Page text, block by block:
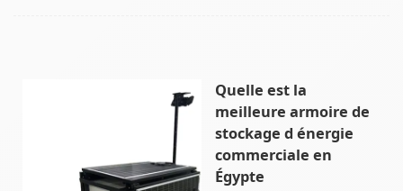
Quelle est la
meilleure armoire de
stockage d énergie
commerciale en
Égypte